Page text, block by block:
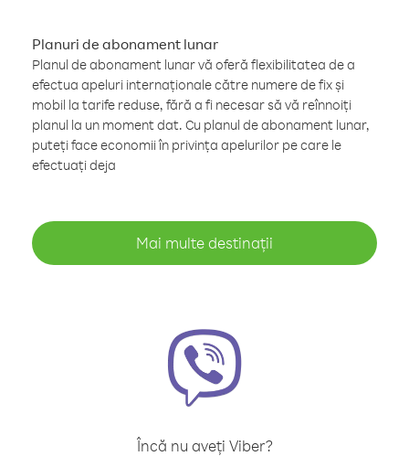
Planuri de abonament lunar
Planul de abonament lunar vă oferă flexibilitatea de a
efectua apeluri internaționale către numere de fix și
mobil la tarife reduse, fără a fi necesar să vă reînnoiți
planul la un moment dat. Cu planul de abonament lunar,
puteți face economii în privința apelurilor pe care le
efectuați deja
Mai multe destinații
Încă nu aveți Viber?